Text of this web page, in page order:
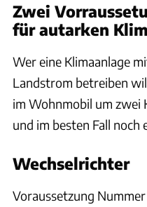
Zwei
für autarken
Wer eine Klimaanlage
Landstrom betreiben
im Wohnmobil um
und im besten Fall
Wechselrichter
Voraussetzung